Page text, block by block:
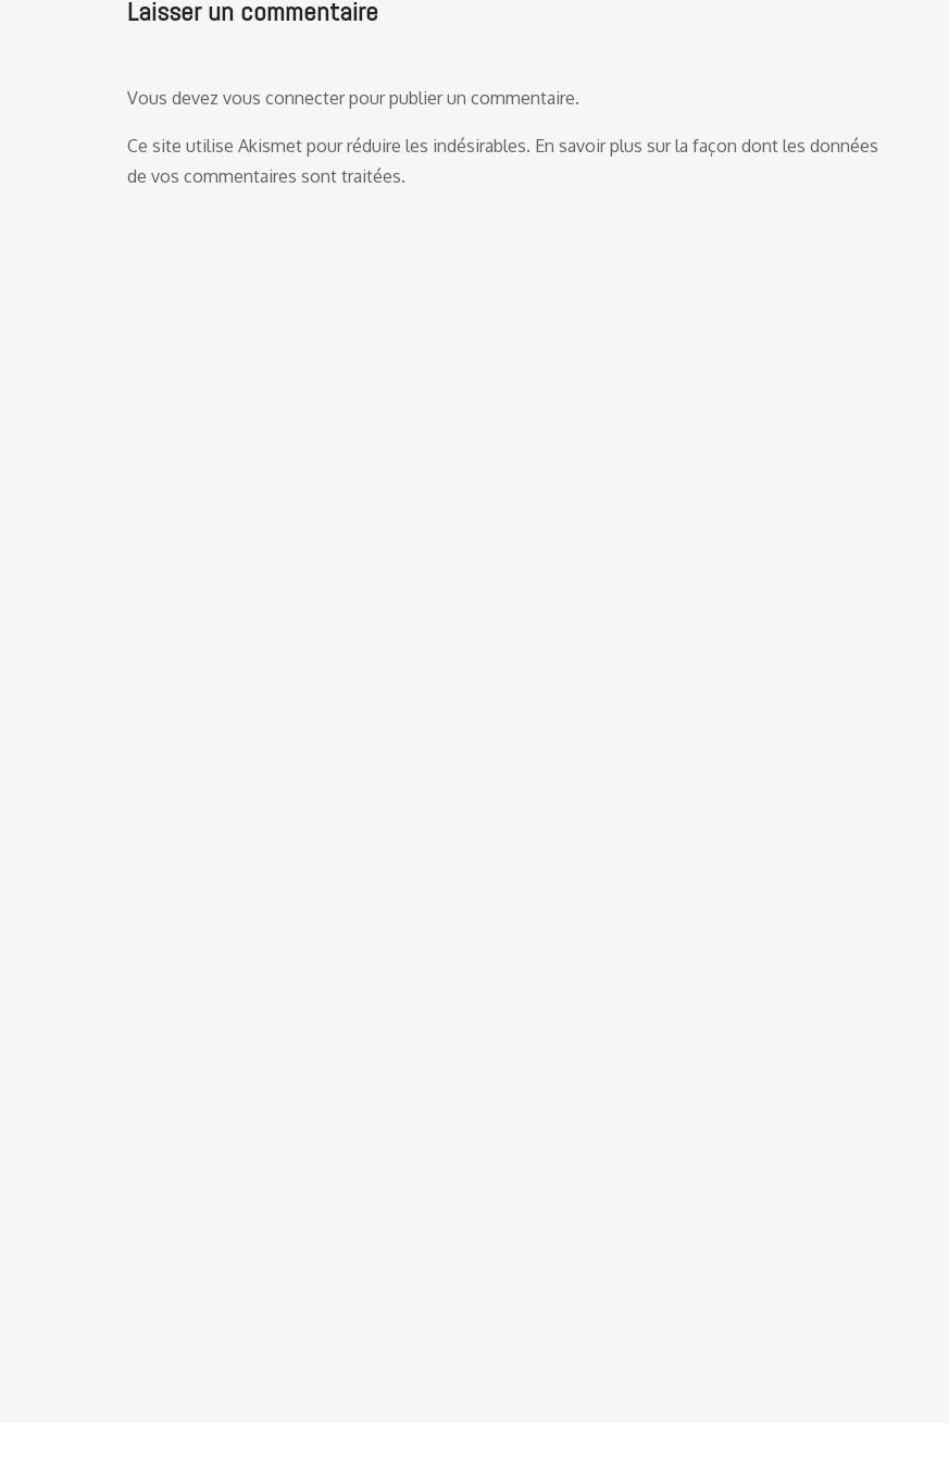
Laisser un commentaire
Vous devez vous connecterpour publier un commentaire.
Ce site utilise Akismet pour réduire les indésirables. En savoir plus sur la façon dont les données
de vos commentaires sont traitées.